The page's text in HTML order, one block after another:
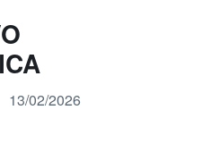
13/02/2026